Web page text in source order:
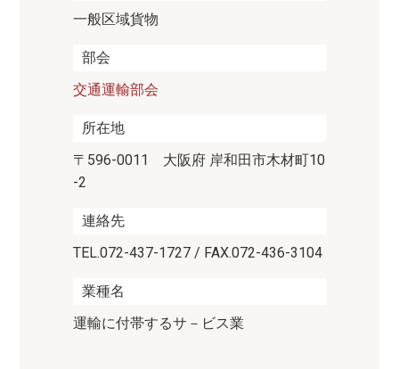
一般区域貨物
部会
交通運輸部会
所在地
〒596-0011 大阪府 岸和田市木材町10
-2
連絡先
TEL.072-437-1727 / FAX.072-436-3104
業種名
運輸に付帯するサ－ビス業